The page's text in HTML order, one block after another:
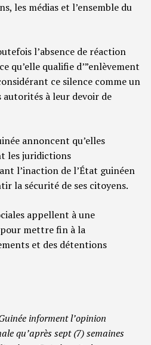
les médias et l’ensemble du
l’absence de réaction
qu’elle qualifie d’”enlèvement
ce silence comme un
autorités à leur devoir de
annoncent qu’elles
les juridictions
l’inaction de l’État guinéen
la sécurité de ses citoyens.
appellent à une
mettre fin à la
et des détentions
informent l’opinion
qu’après sept (7) semaines